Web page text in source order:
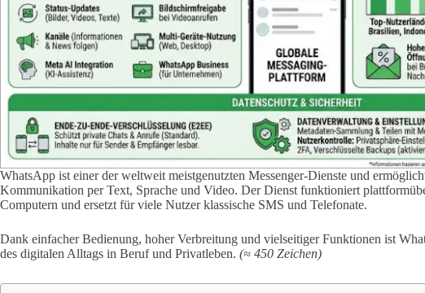
WhatsApp ist einer der weltweit meistgenutzten Messenger-Dienste und
Kommunikation per Text, Sprache und Video. Der Dienst funktioniert
Computern und ersetzt für viele Nutzer klassische SMS und Telefonate.
Dank einfacher Bedienung, hoher Verbreitung und vielseitiger Funktionen ist
des digitalen Alltags in Beruf und Privatleben. (≈ 450 Zeichen)